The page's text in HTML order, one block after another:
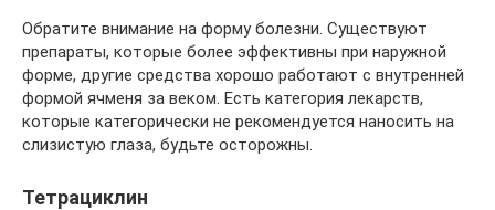
Обратите внимание на форму болезни. Существуют
препараты, которые более эффективны при наружной
форме, другие средства хорошо работают с внутренней
формой ячменя за веком. Есть категория лекарств,
которые категорически не рекомендуется наносить на
слизистую глаза, будьте осторожны.
Тетрациклин